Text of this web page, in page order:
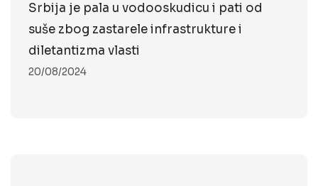
Srbija je pala u vodooskudicu i pati od
suše zbog zastarele infrastrukture i
diletantizma vlasti
20/08/2024